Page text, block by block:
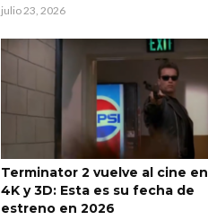
julio 23, 2026
Terminator 2 vuelve al cine en
4K y 3D: Esta es su fecha de
estreno en 2026